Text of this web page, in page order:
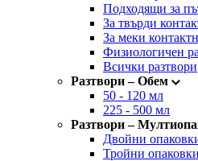
Подходящи за
За твърди
За меки
Физиологичен
Всички разтвори
Разтвори –Обем
50 - 120 мл
225 - 500 мл
Разтвори –
Двойни
Тройни опаковки